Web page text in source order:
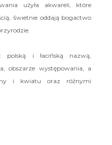
użyła akwareli, które
świetnie oddają bogactwo
polską i łacińską nazwą,
obszarze występowania, a
i kwiatu oraz różnymi